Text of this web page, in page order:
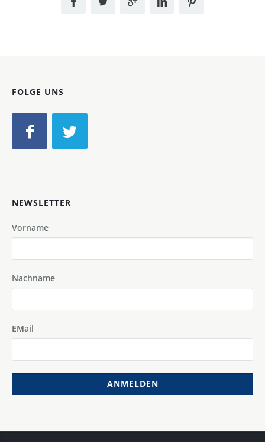
FOLGE UNS
NEWSLETTER
Vorname
Nachname
EMail
ANMELDEN